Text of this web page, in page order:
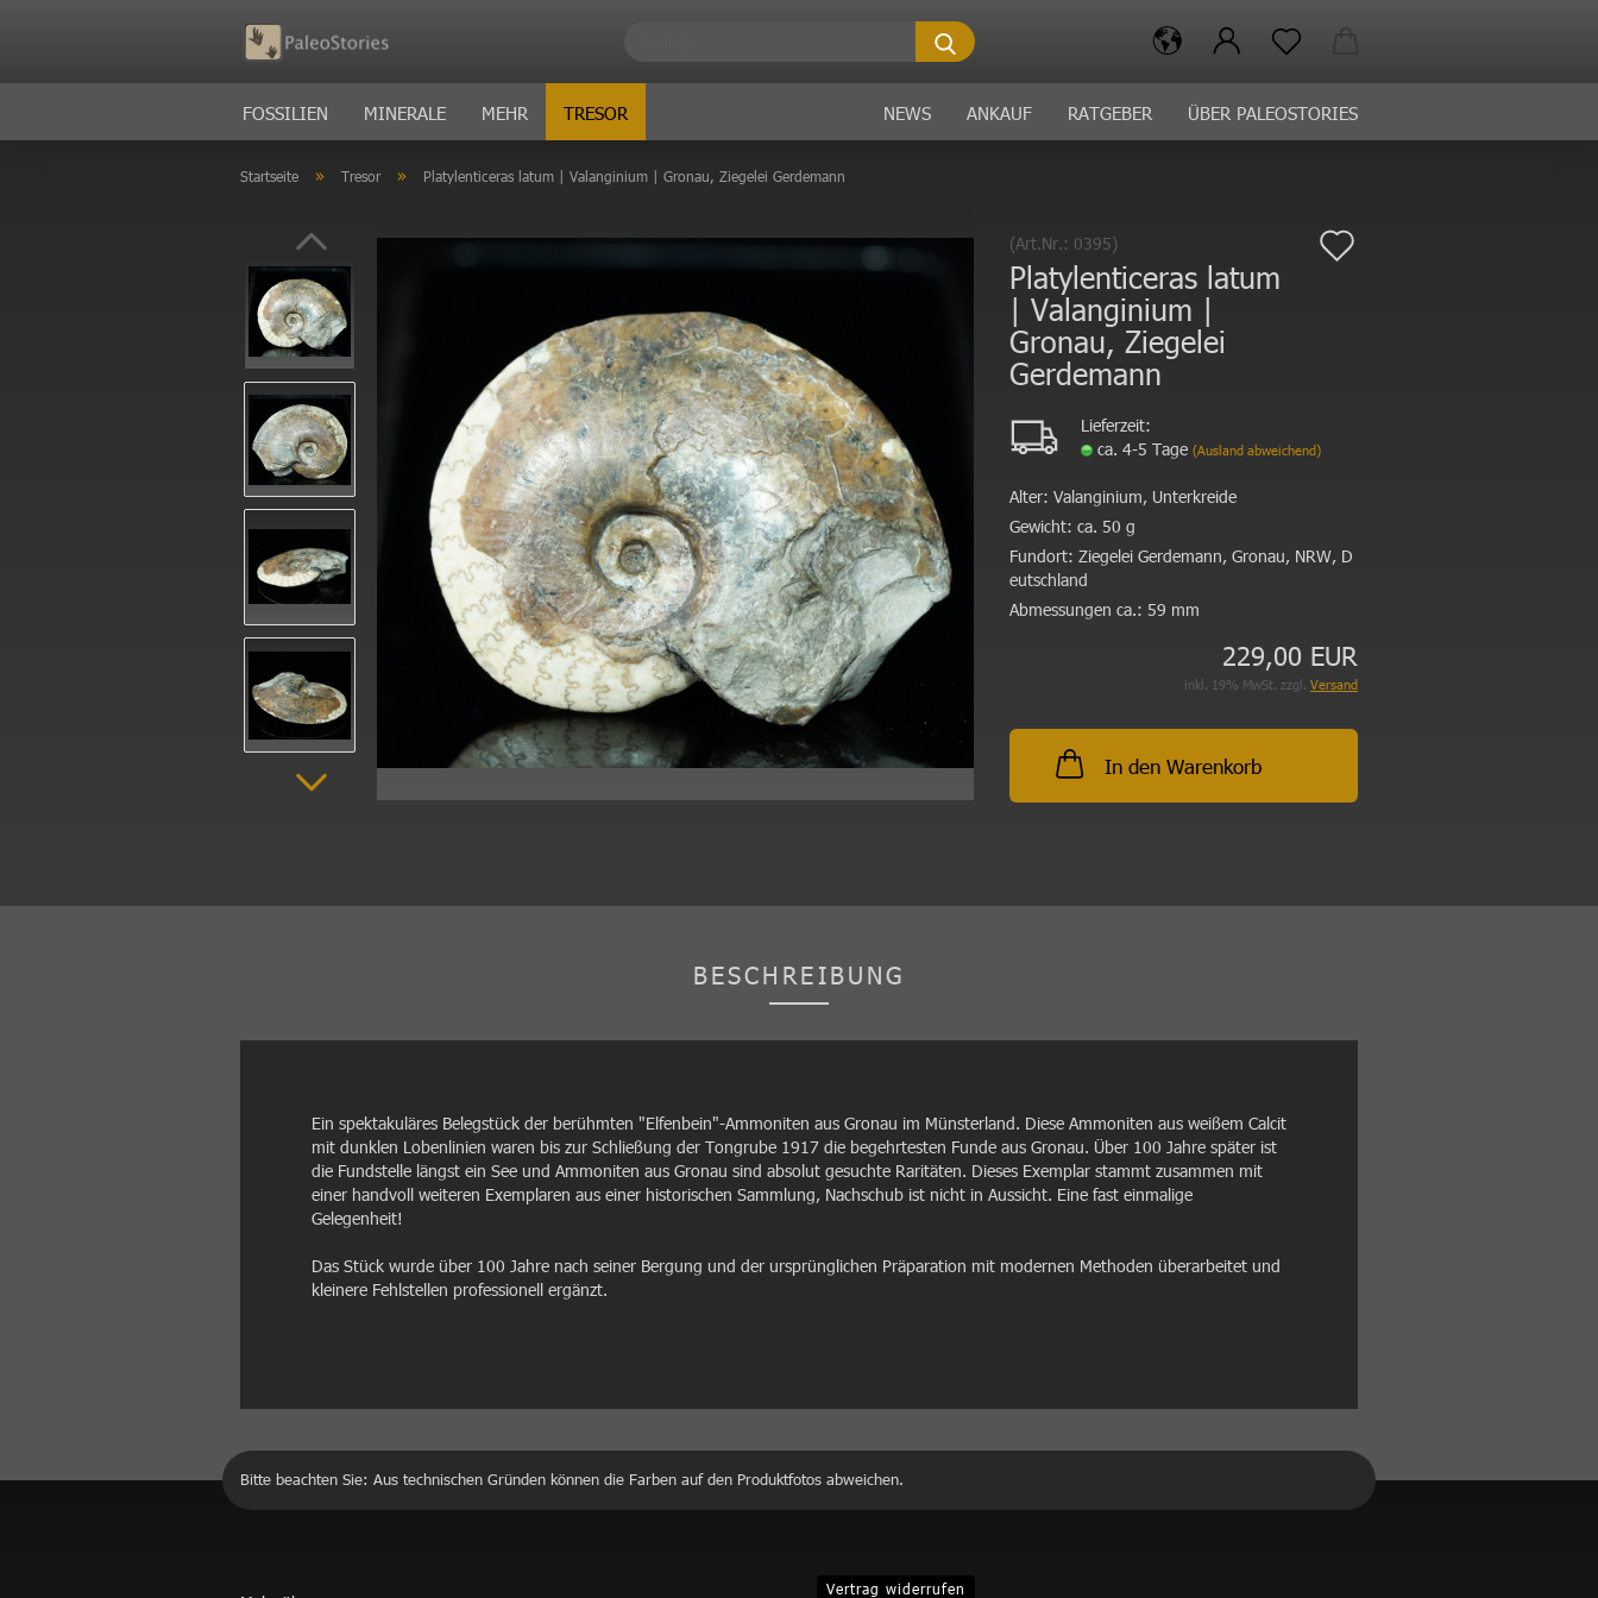
Suche...
FOSSILIEN MINERALE MEHR TRESOR NEWS ANKAUF RATGEBER ÜBER PALEOSTORIES
Startseite » Tresor » Platylenticeras latum | Valanginium | Gronau, Ziegelei Gerdemann
(Art.Nr.: 0395)
Platylenticeras latum
| Valanginium |
Gronau, Ziegelei
Gerdemann
Lieferzeit:
ca. 4-5 Tage (Ausland abweichend)
Alter: Valanginium, Unterkreide
Gewicht: ca. 50 g
Fundort: Ziegelei Gerdemann, Gronau, NRW, D
eutschland
Abmessungen ca.: 59 mm
229,00 EUR
inkl. 19% MwSt. zzgl. Versand
In den Warenkorb
BESCHREIBUNG
Ein spektakuläres Belegstück der berühmten "Elfenbein"-Ammoniten aus Gronau im Münsterland. Diese Ammoniten aus weißem Calcit
mit dunklen Lobenlinien waren bis zur Schließung der Tongrube 1917 die begehrtesten Funde aus Gronau. Über 100 Jahre später ist
die Fundstelle längst ein See und Ammoniten aus Gronau sind absolut gesuchte Raritäten. Dieses Exemplar stammt zusammen mit
einer handvoll weiteren Exemplaren aus einer historischen Sammlung, Nachschub ist nicht in Aussicht. Eine fast einmalige
Gelegenheit!
Das Stück wurde über 100 Jahre nach seiner Bergung und der ursprünglichen Präparation mit modernen Methoden überarbeitet und
kleinere Fehlstellen professionell ergänzt.
Bitte beachten Sie: Aus technischen Gründen können die Farben auf den Produktfotos abweichen.
Vertrag widerrufen